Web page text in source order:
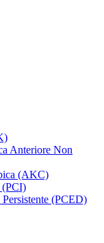
Anteriore Non
(AKC)
(PCI)
(PCED)